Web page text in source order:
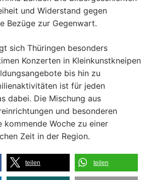
und Widerstand gegen
Bezüge zur Gegenwart.
sich Thüringen besonders
Konzerten in Kleinkunstkneipen
bis hin zu
ist für jeden
dabei. Die Mischung aus
und besonderen
kommende Woche zu einer
Zeit in der Region.
teilen teilen